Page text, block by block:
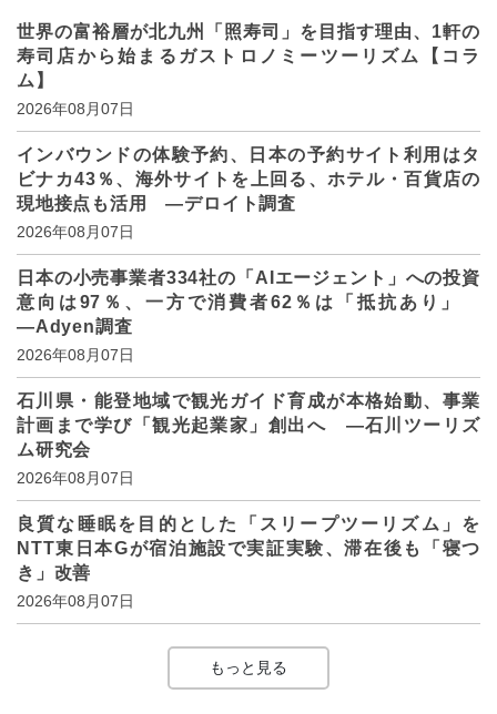
世界の富裕層が北九州「照寿司」を目指す理由、1軒の
寿司店から始まるガストロノミーツーリズム【コラ
ム】
2026年08月07日
インバウンドの体験予約、日本の予約サイト利用はタ
ビナカ43％、海外サイトを上回る、ホテル・百貨店の
現地接点も活用 ―デロイト調査
2026年08月07日
日本の小売事業者334社の「AIエージェント」への投資
意向は97％、一方で消費者62％は「抵抗あり」
―Adyen調査
2026年08月07日
石川県・能登地域で観光ガイド育成が本格始動、事業
計画まで学び「観光起業家」創出へ ―石川ツーリズ
ム研究会
2026年08月07日
良質な睡眠を目的とした「スリープツーリズム」を
NTT東日本Gが宿泊施設で実証実験、滞在後も「寝つ
き」改善
2026年08月07日
もっと見る